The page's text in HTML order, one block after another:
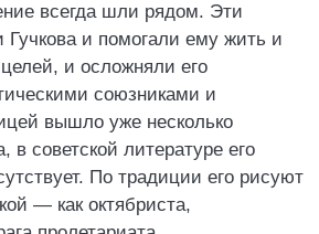
всегда шли рядом. Эти
Гучкова и помогали ему жить и
и осложняли его
союзниками и
вышло уже несколько
в советской литературе его
По традиции его рисуют
— как октябриста,